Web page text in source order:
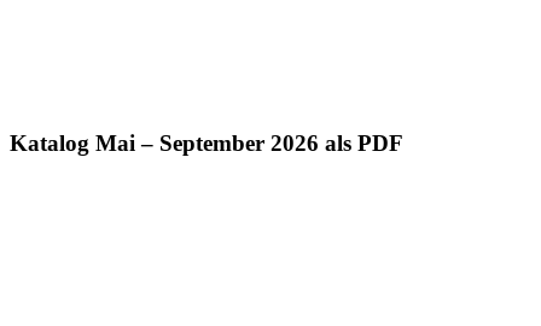
Katalog Mai – September 2026 als PDF